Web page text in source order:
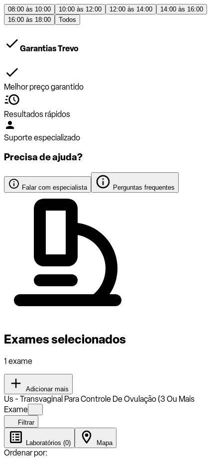
08:00 às 10:00 10:00 às 12:00 12:00 às 14:00
14:00 às 16:00
16:00 às 18:00
Todos
Garantias Trevo
Melhor preço garantido
Resultados rápidos
Suporte especializado
Precisa de ajuda?
Falar com especialista Perguntas frequentes
Exames selecionados
1 exame
Adicionar mais
Us - Transvaginal Para Controle De Ovulação (3 Ou Mais
Exame
Filtrar
Laboratórios (0) Mapa
Ordenar por: